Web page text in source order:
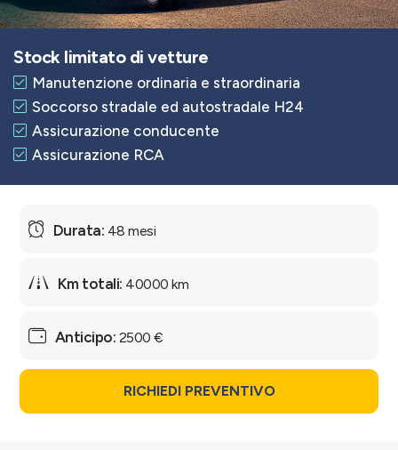
Stock limitato di vetture
Manutenzione ordinaria e straordinaria
Soccorso stradale ed autostradale H24
Assicurazione conducente
Assicurazione RCA
48 mesi
40000 km
2500 €
RICHIEDI PREVENTIVO